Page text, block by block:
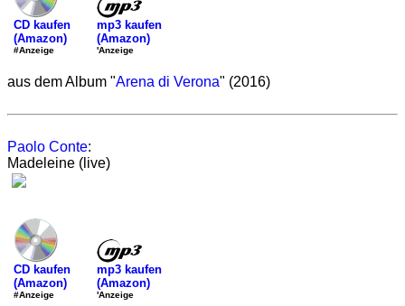
CD kaufen
(Amazon)
#Anzeige
mp3 kaufen
(Amazon)
'Anzeige
aus dem Album "Arena di Verona" (2016)
Paolo Conte:
Madeleine (live)
CD kaufen
(Amazon)
#Anzeige
mp3 kaufen
(Amazon)
'Anzeige